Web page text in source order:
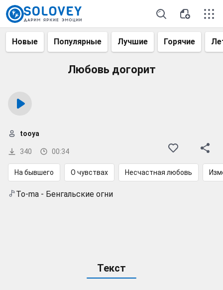
Новые Популярные Лучшие Горячие
Любовь догорит
340 00:34
tooya
На бывшего О чувствах Несчастная любовь
To-ma - Бенгальские огни
Текст